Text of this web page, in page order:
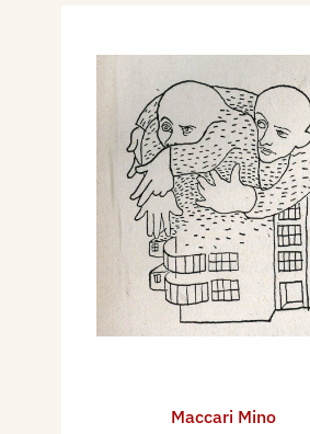
Maccari Mino